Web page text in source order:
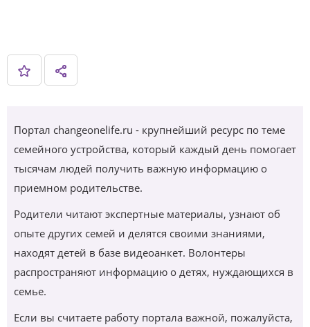
Портал changeonelife.ru - крупнейший ресурс по теме
семейного устройства, который каждый день помогает
тысячам людей получить важную информацию о
приемном родительстве.
Родители читают экспертные материалы, узнают об
опыте других семей и делятся своими знаниями,
находят детей в базе видеоанкет. Волонтеры
распространяют информацию о детях, нуждающихся в
семье.
Если вы считаете работу портала важной, пожалуйста,